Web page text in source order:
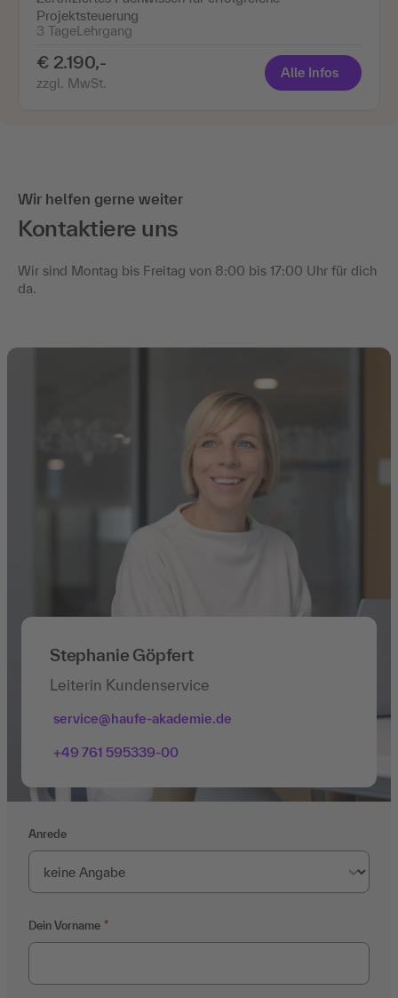
Projektsteuerung
3 TageLehrgang
€ 2.190,-
zzgl. MwSt.
Alle Infos
Wir helfen gerne weiter
Kontaktiere uns
Wir sind Montag bis Freitag von 8:00 bis 17:00 Uhr für dich
da.
Stephanie Göpfert
Leiterin Kundenservice
service@haufe-akademie.de
+49 761 595339-00
Anrede
Dein Vorname